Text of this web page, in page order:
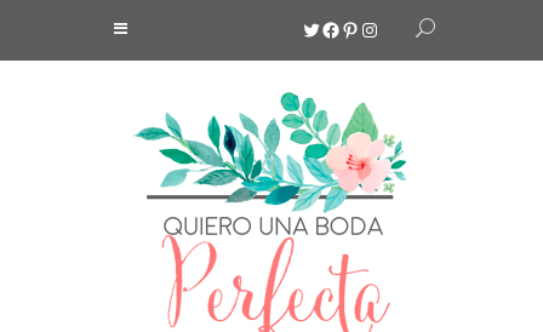
Twitter
Facebook
Pinterest
Instagram